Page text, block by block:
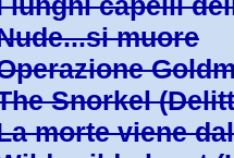
muore
Snorkel
morte viene